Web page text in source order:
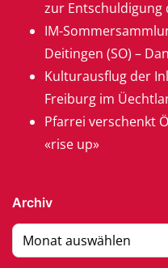
zur Entschuldigung
IM-
Deitingen (SO) –
Kulturausflug der
Freiburg im
Pfarrei verschenkt
«rise up»
Archiv
Archiv